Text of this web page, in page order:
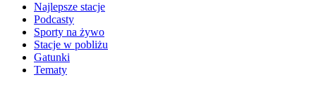
Najlepsze stacje
Podcasty
Sporty na żywo
Stacje w pobliżu
Gatunki
Tematy